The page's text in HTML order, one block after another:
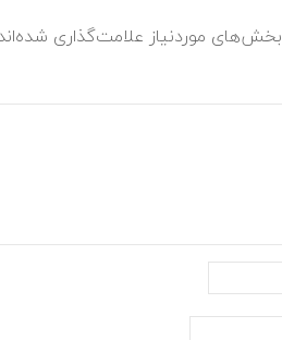
بخش‌های موردنیاز علامت‌گذاری